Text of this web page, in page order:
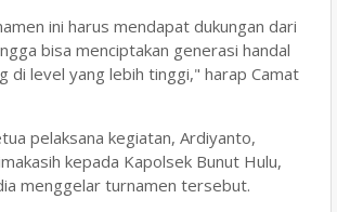
ini harus mendapat dukungan dari
bisa menciptakan generasi handal
di level yang lebih tinggi," harap Camat
pelaksana kegiatan, Ardiyanto,
kepada Kapolsek Bunut Hulu,
menggelar turnamen tersebut.